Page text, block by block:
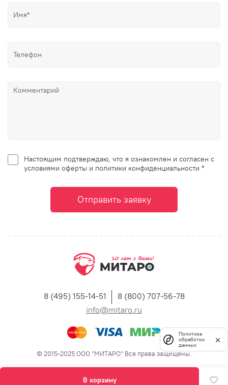
В корзину
Настоящим подтверждаю, что я ознакомлен и согласен с
условиями оферты и политики конфиденциальности *
Отправить заявку
8 (495) 155-14-51
8 (800) 707-56-78
info@mitaro.ru
© 2015-2025 ООО "МИТАРО" Все права защищены.
Политика
обработки
данных